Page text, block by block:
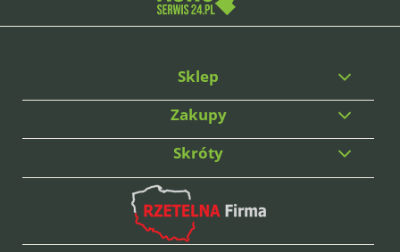
Sklep
Zakupy
Skróty